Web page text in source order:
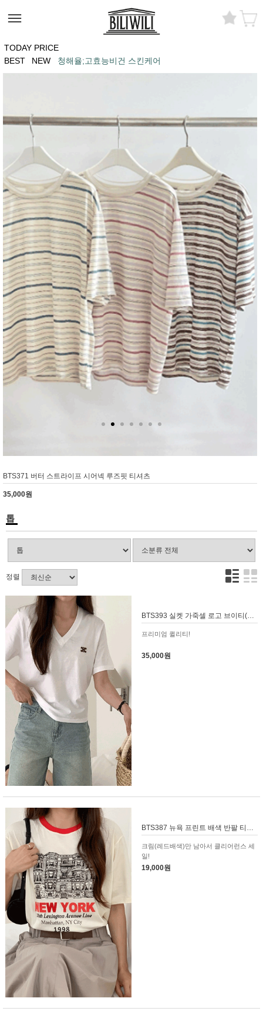
TODAY PRICE
BEST
NEW 청해율;고효능비건 스킨케어
BTS371 버터 스트라이프 시어넥 루즈핏 티셔츠
35,000원
톱
정렬
BTS393 실켓 가죽셀 로고 브이티(프리미엄실켓)
프리미엄 퀼리티!
35,000원
크림(레드배색)만 남아서 클리어런스 세
일!
19,000원